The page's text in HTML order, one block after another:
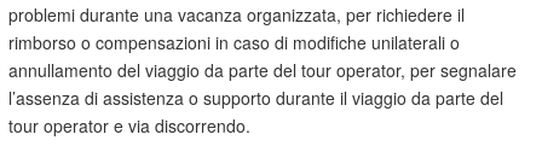
problemi durante una vacanza organizzata, per richiedere il
rimborso o compensazioni in caso di modifiche unilaterali o
annullamento del viaggio da parte del tour operator, per segnalare
l’assenza di assistenza o supporto durante il viaggio da parte del
tour operator e via discorrendo.